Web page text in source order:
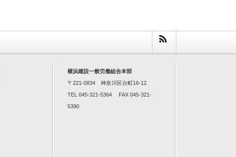
横浜建設一般労働組合本部
〒221-0834 神奈川区台町16-12
TEL 045-321-5364 FAX 045-321-
5390